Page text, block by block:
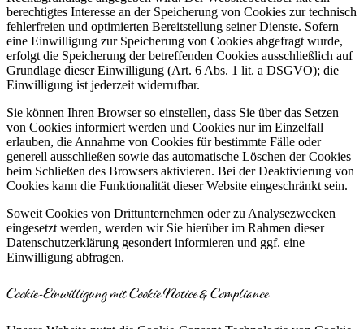
berechtigtes Interesse an der Speicherung von Cookies zur technisch
fehlerfreien und optimierten Bereitstellung seiner Dienste. Sofern
eine Einwilligung zur Speicherung von Cookies abgefragt wurde,
erfolgt die Speicherung der betreffenden Cookies ausschließlich auf
Grundlage dieser Einwilligung (Art. 6 Abs. 1 lit. a DSGVO); die
Einwilligung ist jederzeit widerrufbar.
Sie können Ihren Browser so einstellen, dass Sie über das Setzen
von Cookies informiert werden und Cookies nur im Einzelfall
erlauben, die Annahme von Cookies für bestimmte Fälle oder
generell ausschließen sowie das automatische Löschen der Cookies
beim Schließen des Browsers aktivieren. Bei der Deaktivierung von
Cookies kann die Funktionalität dieser Website eingeschränkt sein.
Soweit Cookies von Drittunternehmen oder zu Analysezwecken
eingesetzt werden, werden wir Sie hierüber im Rahmen dieser
Datenschutzerklärung gesondert informieren und ggf. eine
Einwilligung abfragen.
Cookie-Einwilligung mit Cookie Notice & Compliance